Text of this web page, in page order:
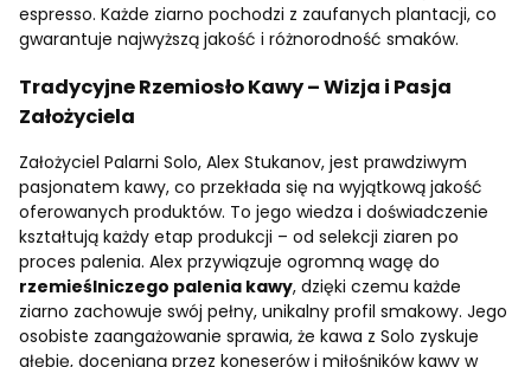
espresso. Każde ziarno pochodzi z zaufanych plantacji, co
gwarantuje najwyższą jakość i różnorodność smaków.
Tradycyjne Rzemiosło Kawy – Wizja i Pasja
Założyciela
Założyciel Palarni Solo, Alex Stukanov, jest prawdziwym
pasjonatem kawy, co przekłada się na wyjątkową jakość
oferowanych produktów. To jego wiedza i doświadczenie
kształtują każdy etap produkcji – od selekcji ziaren po
proces palenia. Alex przywiązuje ogromną wagę do
rzemieślniczego palenia kawy, dzięki czemu każde
ziarno zachowuje swój pełny, unikalny profil smakowy. Jego
osobiste zaangażowanie sprawia, że kawa z Solo zyskuje
głębię, docenianą przez koneserów i miłośników kawy w